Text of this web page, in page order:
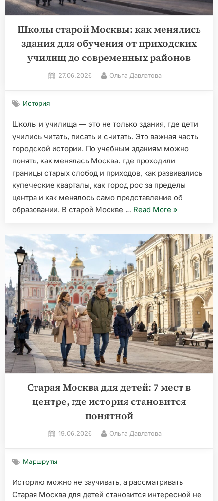
Школы старой Москвы: как менялись
здания для обучения от приходских
училищ до современных районов
Posted
27.06.2026 By
Ольга Давлатова
История
Школы и училища — это не только здания, где дети
учились читать, писать и считать. Это важная часть
городской истории. По учебным зданиям можно
понять, как менялась Москва: где проходили
границы старых слобод и приходов, как развивались
купеческие кварталы, как город рос за пределы
центра и как менялось само представление об
образовании. В старой Москве … Read More «Школы
Москвы:
как
менялись
здания
для
обучения
от
приходских
училищ
до
районов»
»
Старая Москва для детей: 7 мест в
центре, где история становится
понятной
Posted
19.06.2026 By
Ольга Давлатова
Маршруты
Историю можно не заучивать, а рассматривать
Старая Москва для детей становится интересной не